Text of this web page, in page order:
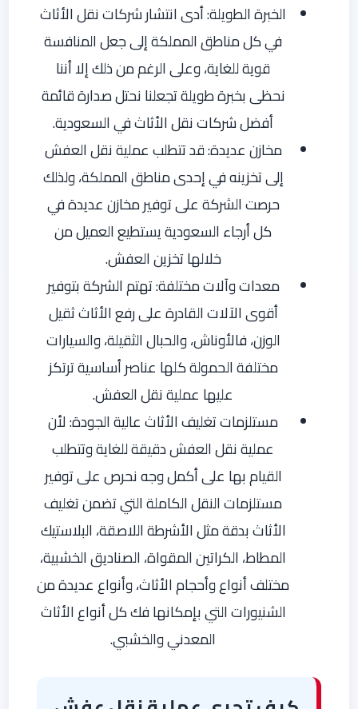
الخبرة الطويلة: أدى انتشار شركات نقل الأثاث
في كل مناطق المملكة إلى جعل المنافسة
قوية للغاية، وعلى الرغم من ذلك إلا أننا
نحظى بخبرة طويلة تجعلنا نحتل صدارة قائمة
أفضل شركات نقل الأثاث في السعودية.
مخازن عديدة: قد تتطلب عملية نقل العفش
إلى تخزينه في إحدى مناطق المملكة، ولذلك
حرصت الشركة على توفير مخازن عديدة في
كل أرجاء السعودية يستطيع العميل من
خلالها تخزين العفش.
معدات وآلات مختلفة: تهتم الشركة بتوفير
أقوى الآلات القادرة على رفع الأثاث ثقيل
الوزن، فالأوناش، والحبال الثقيلة، والسيارات
مختلفة الحمولة كلها عناصر أساسية ترتكز
عليها عملية نقل العفش.
مستلزمات تغليف الأثاث عالية الجودة: لأن
عملية نقل العفش دقيقة للغاية وتتطلب
القيام بها على أكمل وجه نحرص على توفير
مستلزمات النقل الكاملة التي تضمن تغليف
الأثاث بدقة مثل الأشرطة اللاصقة، البلاستيك
المطاط، الكراتين المقواة، الصناديق الخشبية،
مختلف أنواع وأحجام الأثاث، وأنواع عديدة من
الشنيورات التي بإمكانها فك كل أنواع الأثاث
المعدني والخشبي.